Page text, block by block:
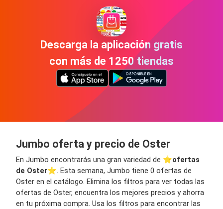
Descarga la aplicación gratis
con más de 1250 tiendas
Jumbo oferta y precio de Oster
En Jumbo encontrarás una gran variedad de ⭐️ofertas
de Oster⭐️. Esta semana, Jumbo tiene 0 ofertas de
Oster en el catálogo. Elimina los filtros para ver todas las
ofertas de Oster, encuentra los mejores precios y ahorra
en tu próxima compra. Usa los filtros para encontrar las